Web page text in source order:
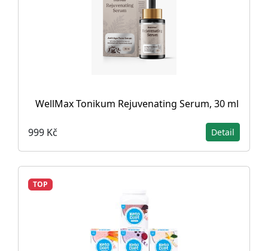
WellMax Tonikum Rejuvenating Serum, 30 ml
999 Kč Detail
TOP